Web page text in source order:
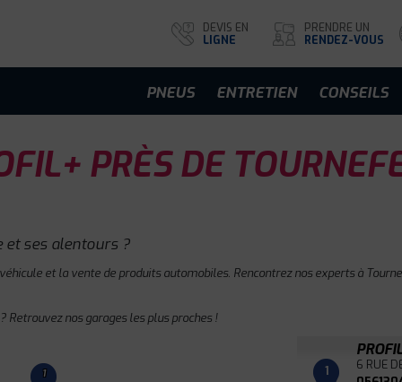
DEVIS EN
LIGNE
PRENDRE UN
RENDEZ-VOUS
PNEUS ENTRETIEN CONSEILS
PRÈS DE
et ses alentours ?
et la vente de produits automobiles. Rencontrez nos experts à
Retrouvez nos garages les plus proches !
1 1 6 RUE